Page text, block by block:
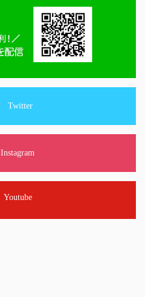
Twitter
Instagram
Youtube